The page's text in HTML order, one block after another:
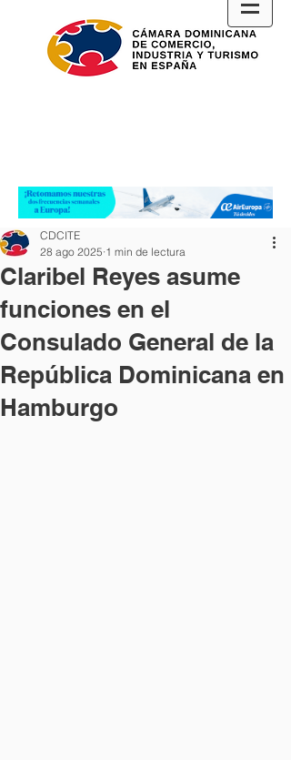
Claribel Reyes asume
funciones en el
Consulado General de la
República Dominicana en
Hamburgo
CDCITE
28 ago 2025 1 min de lectura